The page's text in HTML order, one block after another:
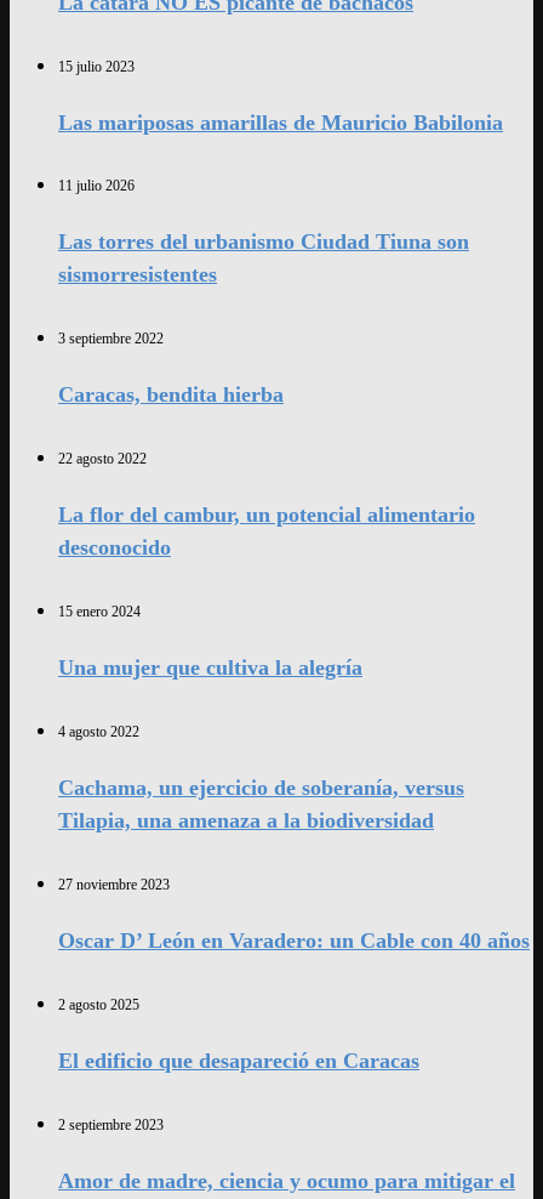
15 julio 2023
Las mariposas amarillas de Mauricio Babilonia
11 julio 2026
Las torres del urbanismo Ciudad Tiuna son
sismorresistentes
3 septiembre 2022
Caracas, bendita hierba
22 agosto 2022
La flor del cambur, un potencial alimentario
desconocido
15 enero 2024
Una mujer que cultiva la alegría
4 agosto 2022
Cachama, un ejercicio de soberanía, versus
Tilapia, una amenaza a la biodiversidad
27 noviembre 2023
Oscar D’ León en Varadero: un Cable con 40 años
2 agosto 2025
El edificio que desapareció en Caracas
2 septiembre 2023
Amor de madre, ciencia y ocumo para mitigar el